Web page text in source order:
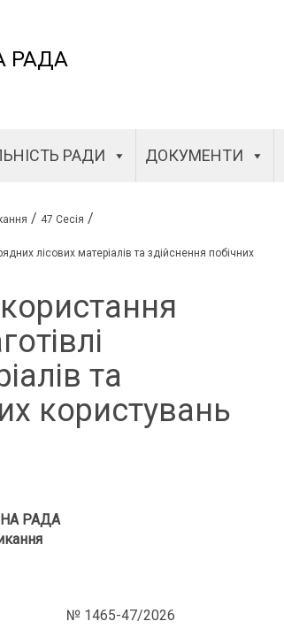
РАДА
РАДИ ДОКУМЕНТИ
/ 47 Сесія /
лісових матеріалів та здійснення побічних
та
користувань
РАДА
№ 1465-47/2026